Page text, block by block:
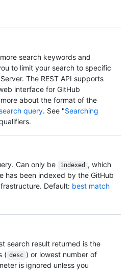
search keywords and
to limit your search to specific
The REST API supports
interface for GitHub
about the format of the
query. See "Searching
Can only be
indexed , which
has been indexed by the GitHub
Default: best match
search result returned is the
( desc ) or lowest number of
is ignored unless you